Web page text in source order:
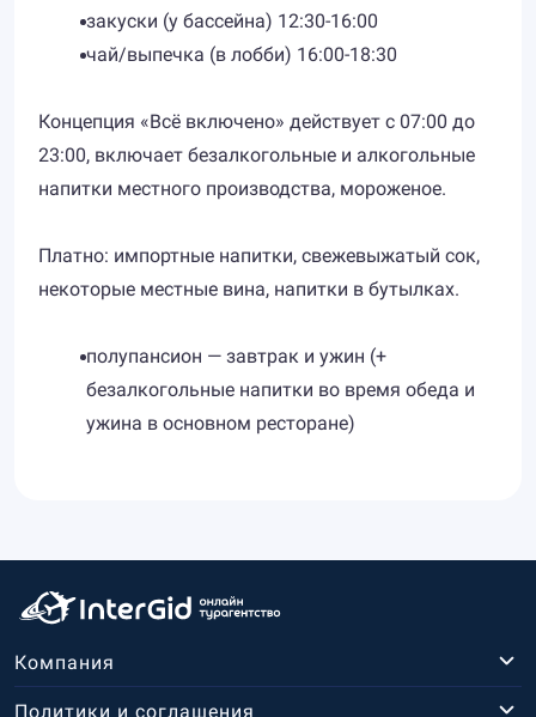
закуски (у бассейна) 12:30-16:00
чай/выпечка (в лобби) 16:00-18:30
Концепция «Всё включено» действует с 07:00 до
23:00, включает безалкогольные и алкогольные
напитки местного производства, мороженое.
Платно: импортные напитки, свежевыжатый сок,
некоторые местные вина, напитки в бутылках.
полупансион — завтрак и ужин (+
безалкогольные напитки во время обеда и
ужина в основном ресторане)
Компания
Политики и соглашения